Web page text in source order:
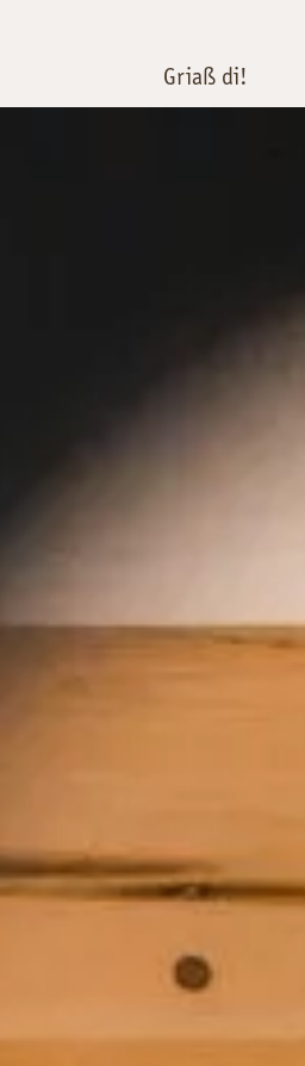
Griaß di!